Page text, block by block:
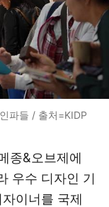
파들 / 출처=KIDP
종&오브제에
우수 디자인 기
이너를 국제